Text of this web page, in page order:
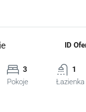
ID
3
Pokoje
1
Łazienka